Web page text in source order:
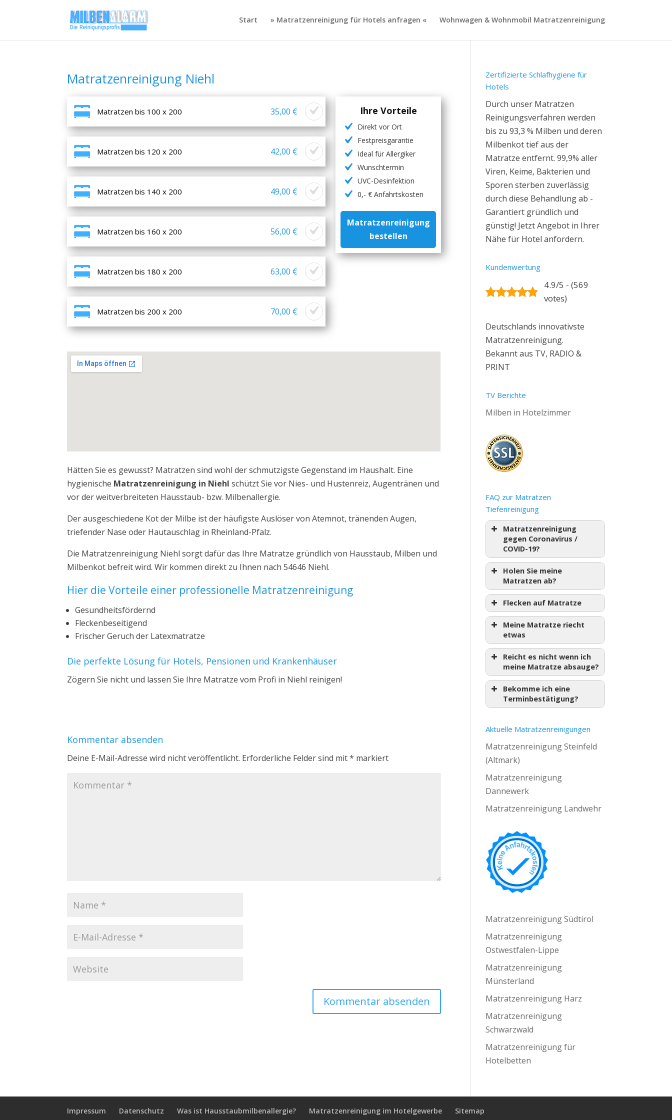
Start » Matratzenreinigung für Hotels anfragen « Wohnwagen & Wohnmobil Matratzenreinigung
Matratzenreinigung Niehl
Matratzen bis 100 x 200 35,00 €
Matratzen bis 120 x 200 42,00 €
Matratzen bis 140 x 200 49,00 €
Matratzen bis 160 x 200 56,00 €
Matratzen bis 180 x 200 63,00 €
Matratzen bis 200 x 200 70,00 €
Ihre Vorteile
Direkt vor Ort
Festpreisgarantie
Ideal für Allergiker
Wunschtermin
UVC-Desinfektion
0,- € Anfahrtskosten
Matratzenreinigung
bestellen
Hätten Sie es gewusst? Matratzen sind wohl der schmutzigste Gegenstand im Haushalt. Eine
hygienische Matratzenreinigung in Niehl schützt Sie vor Nies- und Hustenreiz, Augentränen und
vor der weitverbreiteten Hausstaub- bzw. Milbenallergie.
Der ausgeschiedene Kot der Milbe ist der häufigste Auslöser von Atemnot, tränenden Augen,
triefender Nase oder Hautauschlag in Rheinland-Pfalz.
Die Matratzenreinigung Niehl sorgt dafür das Ihre Matratze gründlich von Hausstaub, Milben und
Milbenkot befreit wird. Wir kommen direkt zu Ihnen nach 54646 Niehl.
Hier die Vorteile einer professionelle Matratzenreinigung
Gesundheitsfördernd
Fleckenbeseitigend
Frischer Geruch der Latexmatratze
Die perfekte Lösung für Hotels, Pensionen und Krankenhäuser
Zögern Sie nicht und lassen Sie Ihre Matratze vom Profi in Niehl reinigen!
Kommentar absenden
Deine E-Mail-Adresse wird nicht veröffentlicht. Erforderliche Felder sind mit* markiert
Zertifizierte Schlafhygiene für
Hotels
Durch unser Matratzen
Reinigungsverfahren werden
bis zu 93,3 % Milben und deren
Milbenkot tief aus der
Matratze entfernt. 99,9% aller
Viren, Keime, Bakterien und
Sporen sterben zuverlässig
durch diese Behandlung ab -
Garantiert gründlich und
günstig! Jetzt Angebot in Ihrer
Nähe für Hotel anfordern.
Kundenwertung
4.9/5 - (569
votes)
Deutschlands innovativste
Matratzenreinigung.
Bekannt aus TV, RADIO &
PRINT
TV Berichte
Milben in Hotelzimmer
FAQ zur Matratzen
Tiefenreinigung
Matratzenreinigung
gegen Coronavirus /
COVID-19?
Holen Sie meine
Matratzen ab?
Flecken auf Matratze
Meine Matratze riecht
etwas
Reicht es nicht wenn ich
meine Matratze absauge?
Bekomme ich eine
Terminbestätigung?
Aktuelle Matratzenreinigungen
Matratzenreinigung Steinfeld
(Altmark)
Matratzenreinigung
Dannewerk
Matratzenreinigung Landwehr
Matratzenreinigung Südtirol
Matratzenreinigung
Ostwestfalen-Lippe
Matratzenreinigung
Münsterland
Matratzenreinigung Harz
Matratzenreinigung
Schwarzwald
Matratzenreinigung für
Hotelbetten
Impressum Datenschutz Was ist Hausstaubmilbenallergie? Matratzenreinigung im Hotelgewerbe Sitemap